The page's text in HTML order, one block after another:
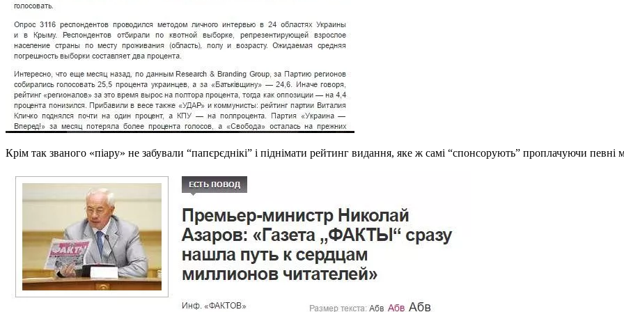
Крім так званого «піару» не забували “папєрєднікі” і піднімати рейтинг видання, яке ж самі “спонсорують” проплачуючи певні